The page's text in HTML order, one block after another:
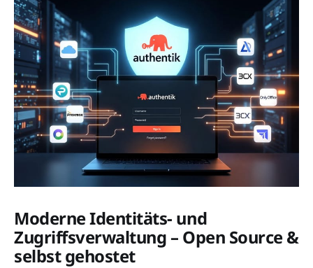
Moderne Identitäts- und
Zugriffsverwaltung – Open Source &
selbst gehostet